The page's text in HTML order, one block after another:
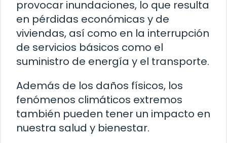
provocar inundaciones, lo que resulta
en pérdidas económicas y de
viviendas, así como en la interrupción
de servicios básicos como el
suministro de energía y el transporte.
Además de los daños físicos, los
fenómenos climáticos extremos
también pueden tener un impacto en
nuestra salud y bienestar.